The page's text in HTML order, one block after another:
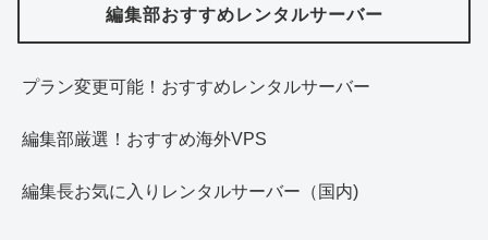
編集部おすすめレンタルサーバー
プラン変更可能！おすすめレンタルサーバー
編集部厳選！おすすめ海外VPS
編集長お気に入りレンタルサーバー（国内)